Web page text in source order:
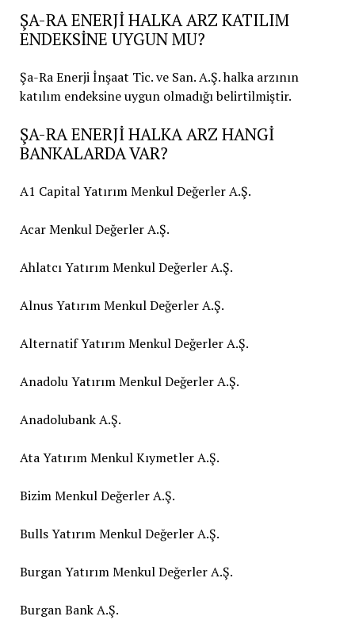
ŞA-RA ENERJİ HALKA ARZ KATILIM
ENDEKSİNE UYGUN MU?
Şa-Ra Enerji İnşaat Tic. ve San. A.Ş. halka arzının
katılım endeksine uygun olmadığı belirtilmiştir.
ŞA-RA ENERJİ HALKA ARZ HANGİ
BANKALARDA VAR?
A1 Capital Yatırım Menkul Değerler A.Ş.
Acar Menkul Değerler A.Ş.
Ahlatcı Yatırım Menkul Değerler A.Ş.
Alnus Yatırım Menkul Değerler A.Ş.
Alternatif Yatırım Menkul Değerler A.Ş.
Anadolu Yatırım Menkul Değerler A.Ş.
Anadolubank A.Ş.
Ata Yatırım Menkul Kıymetler A.Ş.
Bizim Menkul Değerler A.Ş.
Bulls Yatırım Menkul Değerler A.Ş.
Burgan Yatırım Menkul Değerler A.Ş.
Burgan Bank A.Ş.